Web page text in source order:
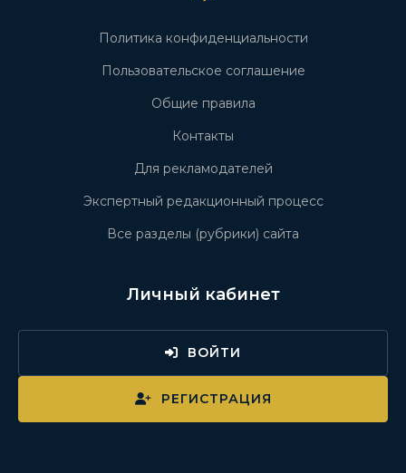
Политика конфиденциальности
Пользовательское соглашение
Общие правила
Контакты
Для рекламодателей
Экспертный редакционный процесс
Все разделы (рубрики) сайта
Личный кабинет
ВОЙТИ
РЕГИСТРАЦИЯ